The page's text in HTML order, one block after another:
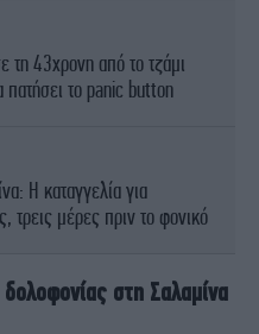
τη 43χρονη από το τζάμι
το panic button
Η καταγγελία για
τρεις μέρες πριν το φονικό
στη Σαλαμίνα